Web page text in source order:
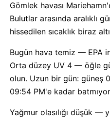
Gömlek havası
Bulutlar arasında aralıklı
hissedilen sıcaklık biraz
Bugün hava temiz — EPA
Orta düzey UV 4 — öğle
olun. Uzun bir gün: güneş
09:54 PM'e kadar
Yağmur olasılığı düşük —